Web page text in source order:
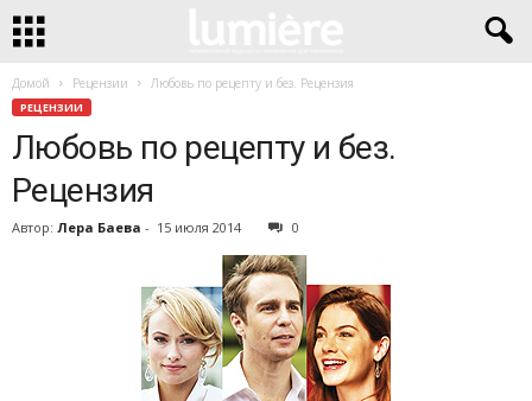
Домой Рецензии Любовь по рецепту и без. Рецензия
РЕЦЕНЗИИ
Любовь по рецепту и без.
Рецензия
Автор: Лера Баева - 15 июля 2014 0